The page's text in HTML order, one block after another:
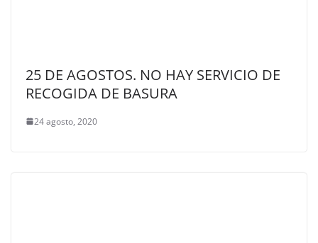
25 DE AGOSTOS. NO HAY SERVICIO DE
RECOGIDA DE BASURA
24 agosto, 2020